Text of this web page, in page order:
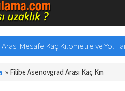
Mesafe Kaç Kilometre ve Yol
» Filibe Asenovgrad Arası Kaç Km